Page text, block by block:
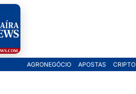
AGRONEGÓCIO APOSTAS CRIPTO